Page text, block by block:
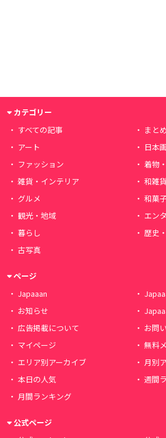
カテゴリー
すべての記事
まとめ
アート
日本
ファッション
着物
雑貨・インテリア
和雑
グルメ
和菓
観光・地域
エン
暮らし
歴史
古写真
ページ
Japaaan
お知らせ
広告掲載について
お問
マイページ
無料
エリア別アーカイブ
月別
本日の人気
週間
月間ランキング
公式ページ